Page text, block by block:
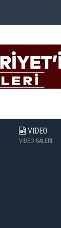
VIDEO
VIDEO GALERI